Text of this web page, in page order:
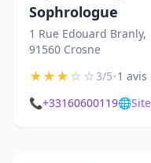
Sophrologue
1 Rue Edouard Branly,
91560 Crosne
★★★☆☆3/5•1 avis
📞+33160600119🌐